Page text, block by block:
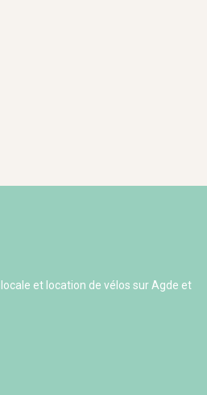
et location de vélos sur Agde et